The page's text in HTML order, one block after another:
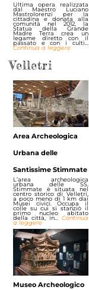
Ultima opera realizzata
dal Maestro Luciano
Mastrolorenzi per la
cittadina e donata alla
comunità nel 2012, la
Statua della Grande
Madre Terra crea un
legame diretto con il
passato e con i culti…
Continua a leggere
Velletri
Area Archeologica
Urbana delle
Santissime Stimmate
L’area archeologica
urbana delle SS.
Stimmate è situata nel
centro storico di Velletri,
a poco meno di 1 km dai
Musei civici. Occupa il
colle su cui si stanziò il
primo nucleo abitato
della città, in… Continua
a leggere
Museo Archeologico